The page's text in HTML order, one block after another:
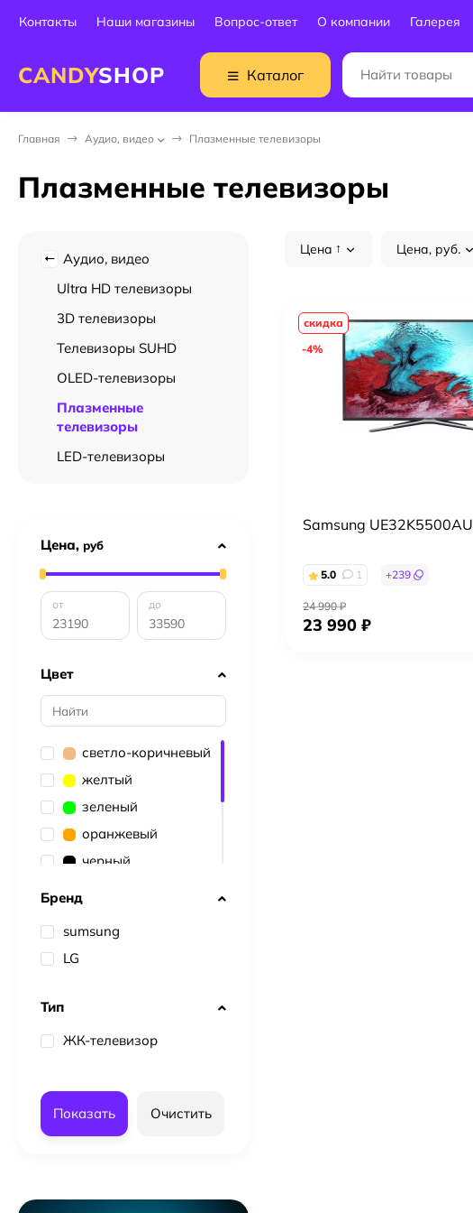
Контакты Наши магазины Вопрос-ответ О компании Галерея
CANDYSHOP Каталог
Главная Аудио, видео Плазменные телевизоры
Плазменные телевизоры
Цена Цена, руб.
скидка
-4%
Samsung UE32K5500AU
5.0 1 +239
24 990 ₽
23 990 ₽
Аудио, видео
Ultra HD телевизоры
3D телевизоры
Телевизоры SUHD
OLED-телевизоры
Плазменные
телевизоры
LED-телевизоры
Цена, руб
от до
Цвет
светло-коричневый
желтый
зеленый
оранжевый
черный
серый
Бренд
sumsung
LG
Тип
ЖК-телевизор
Показать Очистить